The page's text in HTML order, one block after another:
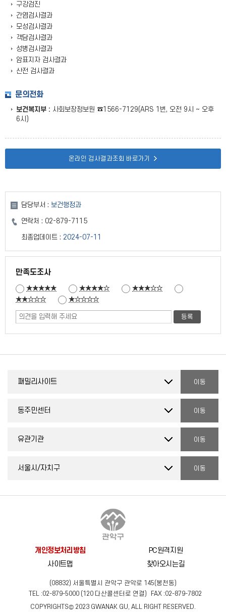
구강검진
간염검사결과
모성검사결과
객담검사결과
성병검사결과
암표지자 검사결과
산전 검사결과
문의전화
보건복지부 : 사회보장정보원 ☎1566-7129(ARS 1번, 오전 9시 ~ 오후
6시)
온라인 검사결과조회 바로가기
담당부서 : 보건행정과
연락처 : 02-879-7115
최종업데이트 : 2024-07-11
만족도조사
★★★★★ ★★★★☆
★★★☆☆
★★☆☆☆
★☆☆☆☆
개인정보처리방침
PC원격지원
사이트맵
찾아오시는길
(08832) 서울특별시 관악구 관악로 145(봉천동)
TEL :02-879-5000(120다산콜센터로 연결) FAX :02-879-7802
COPYRIGHTS© 2023 GWANAK GU, ALL RIGHT RESERVED.